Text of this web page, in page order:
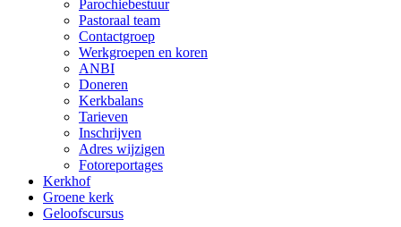
Parochiebestuur
Pastoraal team
Contactgroep
Werkgroepen en koren
ANBI
Doneren
Kerkbalans
Tarieven
Inschrijven
Adres wijzigen
Fotoreportages
Kerkhof
Groene kerk
Geloofscursus